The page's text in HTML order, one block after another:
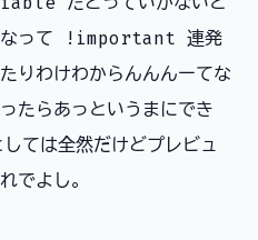
なって !important 連発
りわけわからんんんーてな
たらあっというまにでき
ては全然だけどプレビュ
でよし。